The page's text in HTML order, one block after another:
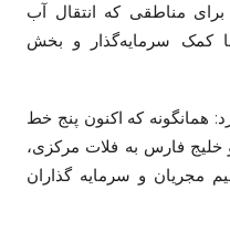
مناطقی که انتقال آب
کمک سرمایه‌گذار و بخش
که اکنون پنج خط
خلیج فارس به فلات مرکزی،
مجریان و سرمایه گذاران